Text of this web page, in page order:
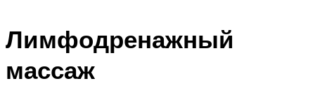
Лимфодренажный
массаж